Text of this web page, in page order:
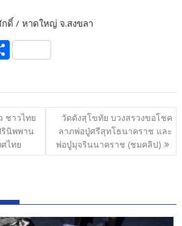
ดิ์ / หาดใหญ่ จ.สงขลา
S
ar
e
ชาวไทย
นิพพาน
ไทย
วัดดังสุโขทัย บวงสรวงขอโชค
ลาภพ่อปู่ศรีสุทโธนาคราช และ
พ่อปู่มุจรินนาคราช (ชมคลิป)